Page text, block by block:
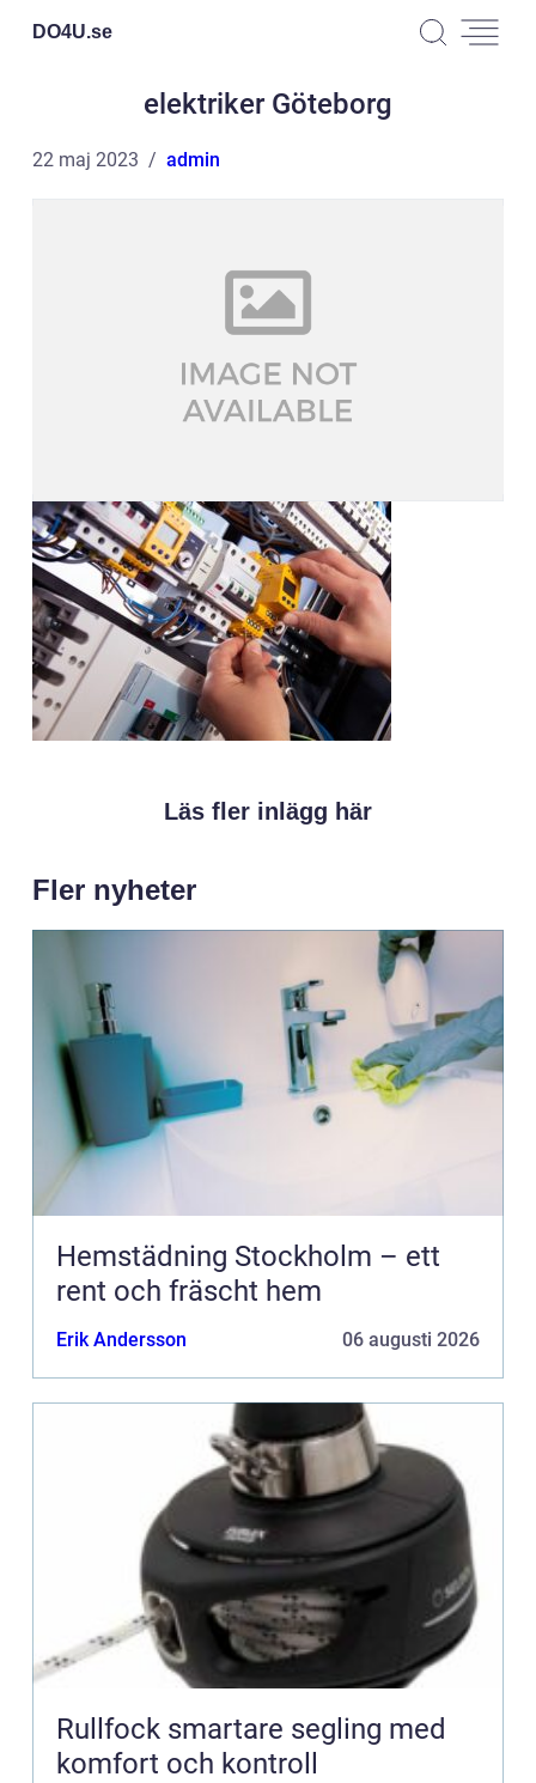
DO4U.se
elektriker Göteborg
22 maj 2023 admin
Läs fler inlägg här
Fler nyheter
Hemstädning Stockholm – ett
rent och fräscht hem
Erik Andersson 06 augusti 2026
Rullfock smartare segling med
komfort och kontroll